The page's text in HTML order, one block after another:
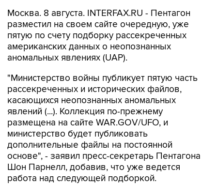
Москва. 8 августа. INTERFAX.RU - Пентагон
разместил на своем сайте очередную, уже
пятую по счету подборку рассекреченных
американских данных о неопознанных
аномальных явлениях (UAP).
"Министерство войны публикует пятую часть
рассекреченных и исторических файлов,
касающихся неопознанных аномальных
явлений (...). Коллекция по-прежнему
размещена на сайте WAR.GOV/UFO, и
министерство будет публиковать
дополнительные файлы на постоянной
основе", - заявил пресс-секретарь Пентагона
Шон Парнелл, добавив, что уже ведется
работа над следующей подборкой.